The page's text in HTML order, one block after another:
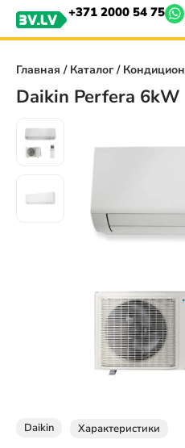
+371 2000 54 75
Главная / Каталог/
Daikin Perfera 6kW
Daikin Характеристики